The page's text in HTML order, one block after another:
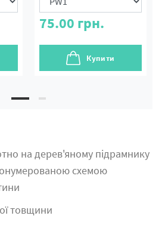
75.00 грн.
Купити
на дерев'яному підрамнику
схемою
товщини